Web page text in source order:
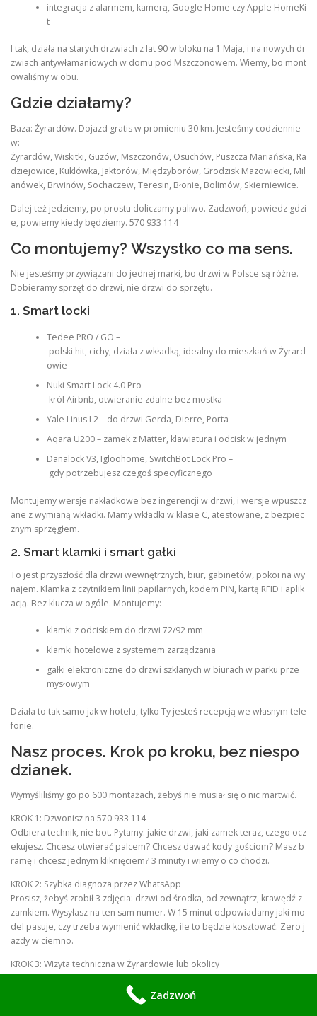
integracja z alarmem, kamerą, Google Home czy Apple HomeKi
t
I tak, działa na starych drzwiach z lat 90 w bloku na 1 Maja, i na nowych dr
zwiach antywłamaniowych w domu pod Mszczonowem. Wiemy, bo mont
owaliśmy w obu.
Gdzie działamy?
Baza: Żyrardów. Dojazd gratis w promieniu 30 km. Jesteśmy codziennie
w:
Żyrardów, Wiskitki, Guzów, Mszczonów, Osuchów, Puszcza Mariańska, Ra
dziejowice, Kuklówka, Jaktorów, Międzyborów, Grodzisk Mazowiecki, Mil
anówek, Brwinów, Sochaczew, Teresin, Błonie, Bolimów, Skierniewice.
Dalej też jedziemy, po prostu doliczamy paliwo. Zadzwoń, powiedz gdzi
e, powiemy kiedy będziemy. 570 933 114
Co montujemy? Wszystko co ma sens.
Nie jesteśmy przywiązani do jednej marki, bo drzwi w Polsce są różne.
Dobieramy sprzęt do drzwi, nie drzwi do sprzętu.
1. Smart locki
Tedee PRO / GO –
polski hit, cichy, działa z wkładką, idealny do mieszkań w Żyrard
owie
Nuki Smart Lock 4.0 Pro –
król Airbnb, otwieranie zdalne bez mostka
Yale Linus L2 – do drzwi Gerda, Dierre, Porta
Aqara U200 – zamek z Matter, klawiatura i odcisk w jednym
Danalock V3, Igloohome, SwitchBot Lock Pro –
gdy potrzebujesz czegoś specyficznego
Montujemy wersje nakładkowe bez ingerencji w drzwi, i wersje wpuszcz
ane z wymianą wkładki. Mamy wkładki w klasie C, atestowane, z bezpiec
znym sprzęgłem.
2. Smart klamki i smart gałki
To jest przyszłość dla drzwi wewnętrznych, biur, gabinetów, pokoi na wy
najem. Klamka z czytnikiem linii papilarnych, kodem PIN, kartą RFID i aplik
acją. Bez klucza w ogóle. Montujemy:
klamki z odciskiem do drzwi 72/92 mm
klamki hotelowe z systemem zarządzania
gałki elektroniczne do drzwi szklanych w biurach w parku prze
mysłowym
Działa to tak samo jak w hotelu, tylko Ty jesteś recepcją we własnym tele
fonie.
Nasz proces. Krok po kroku, bez niespo
dzianek.
Wymyśliliśmy go po 600 montażach, żebyś nie musiał się o nic martwić.
KROK 1: Dzwonisz na 570 933 114
Odbiera technik, nie bot. Pytamy: jakie drzwi, jaki zamek teraz, czego ocz
ekujesz. Chcesz otwierać palcem? Chcesz dawać kody gościom? Masz b
ramę i chcesz jednym kliknięciem? 3 minuty i wiemy o co chodzi.
KROK 2: Szybka diagnoza przez WhatsApp
Prosisz, żebyś zrobił 3 zdjęcia: drzwi od środka, od zewnątrz, krawędź z
zamkiem. Wysyłasz na ten sam numer. W 15 minut odpowiadamy jaki mo
del pasuje, czy trzeba wymienić wkładkę, ile to będzie kosztować. Zero j
azdy w ciemno.
KROK 3: Wizyta techniczna w Żyrardowie lub okolicy
rawdzamy czy jest miejsce na smart lock. W starych drzwiach w kamienic
ach przy Limanowskiego często trzeba podfrezować szyld. Robimy to na
Zadzwoń